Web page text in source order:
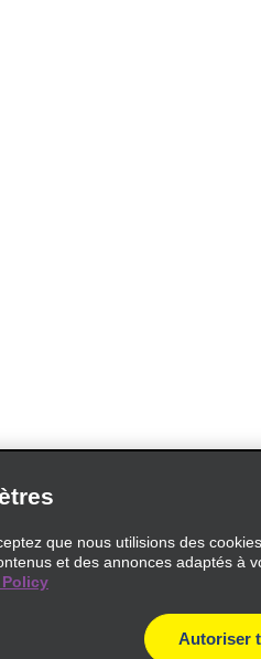
que nous utilisions des
et des annonces adaptés à
Autoriser